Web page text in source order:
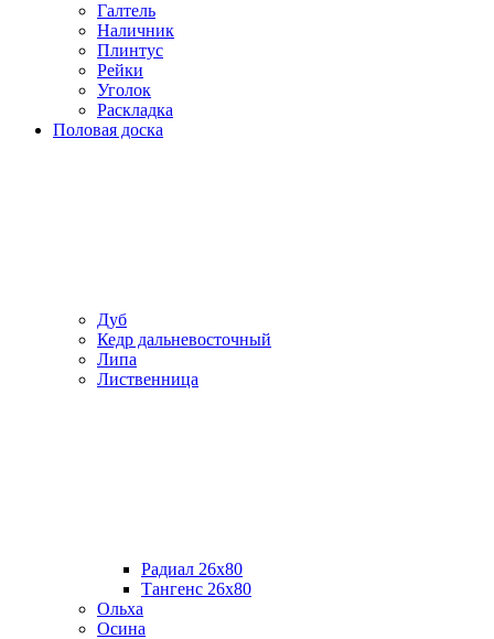
Галтель
Наличник
Плинтус
Рейки
Уголок
Раскладка
Половая доска
Дуб
Кедр дальневосточный
Липа
Лиственница
Радиал 26х80
Тангенс 26х80
Ольха
Осина